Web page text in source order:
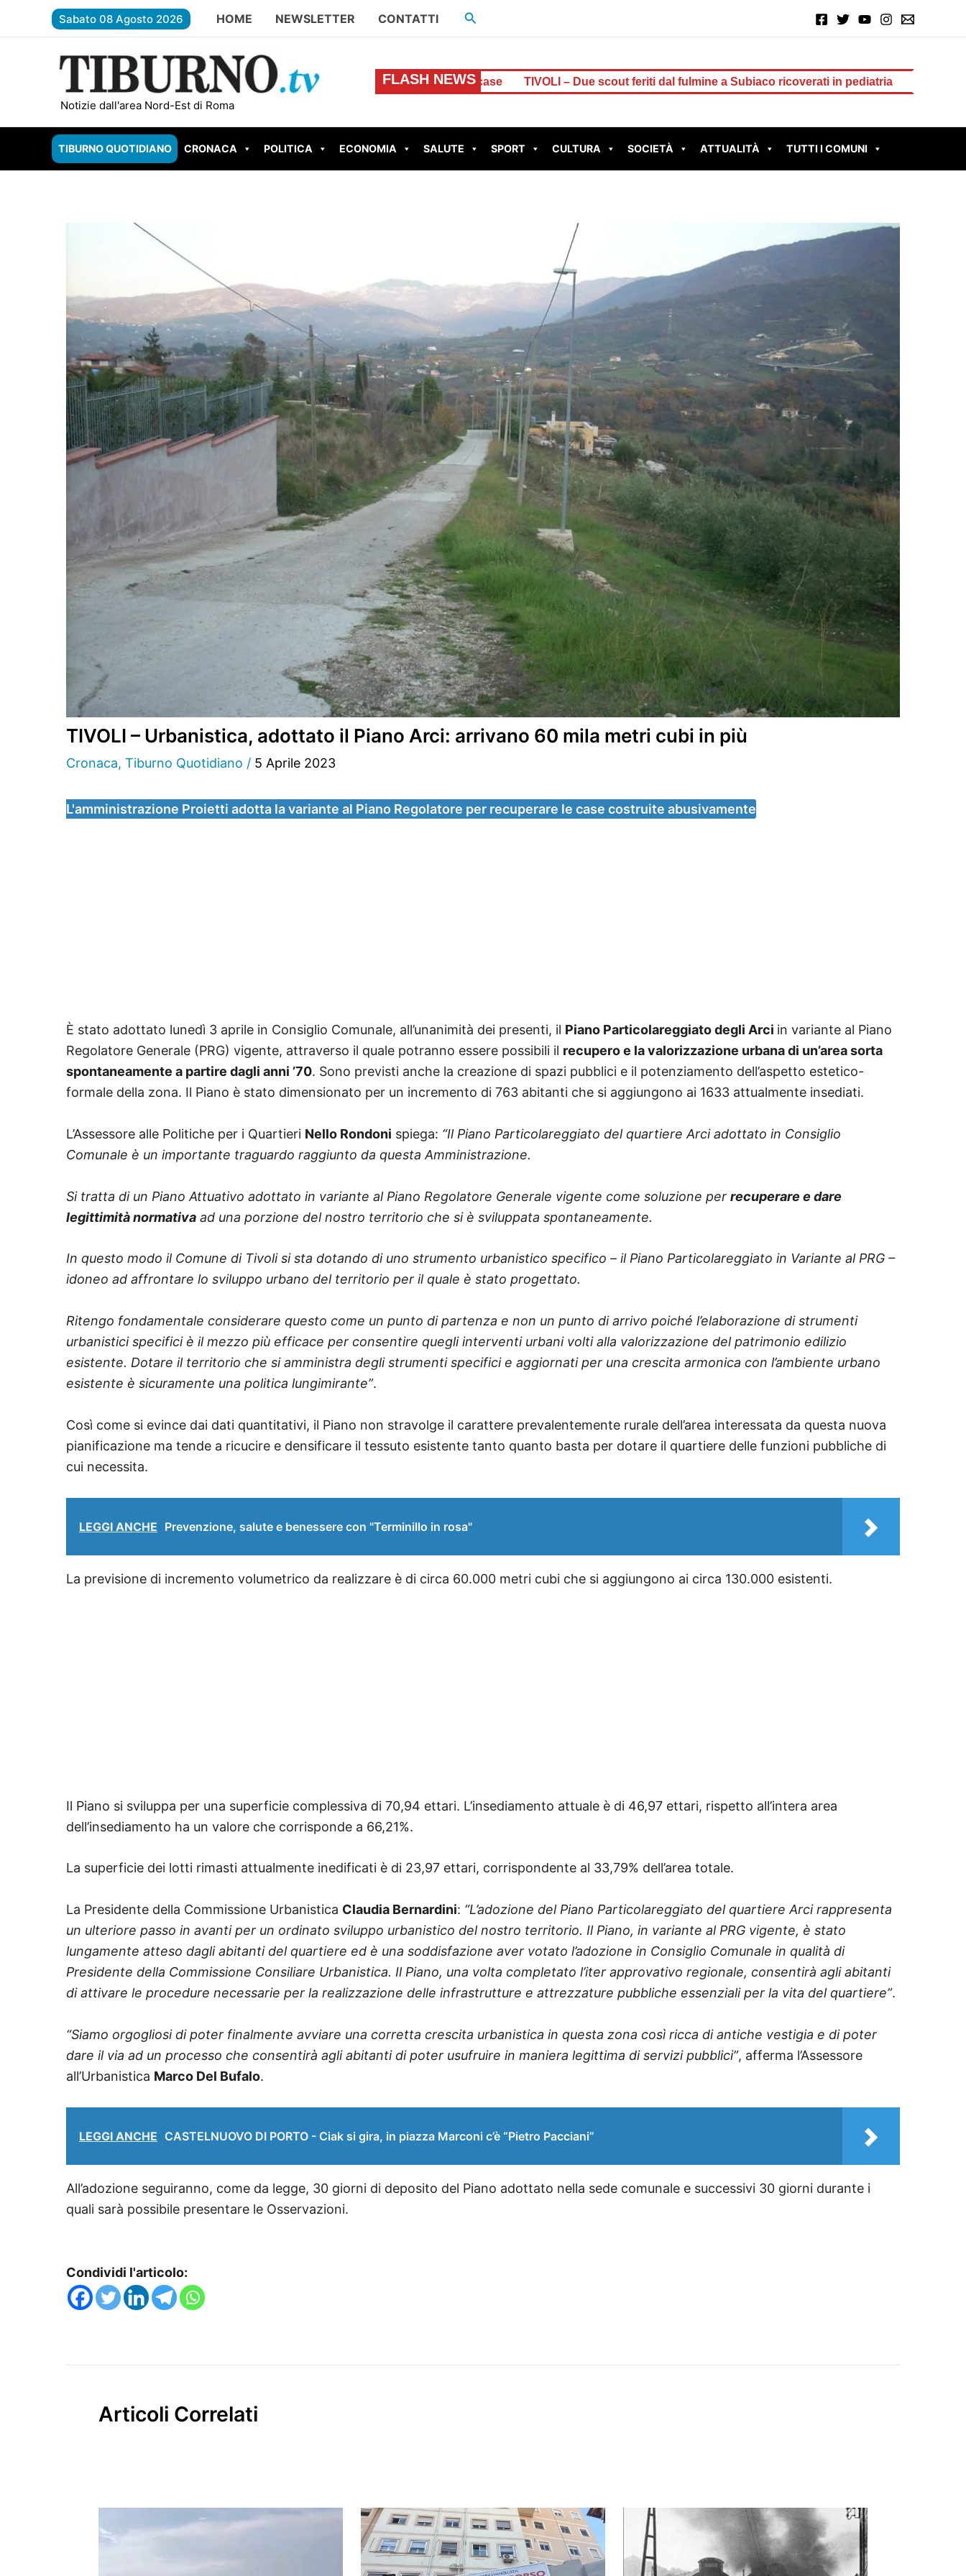
Sabato 08 Agosto 2026 HOME NEWSLETTER CONTATTI Cerca
Notizie dall'area Nord-Est di Roma
FLASH NEWS
GUIDONIA – Setteville Nord brucia: fiamme a ridosso delle case TIVOLI – Due scout feriti dal fulmine a Subiaco ricoverati in pediatria 70° anniversario della
TIBURNO QUOTIDIANO CRONACA POLITICA ECONOMIA SALUTE SPORT CULTURA SOCIETÀ ATTUALITÀ TUTTI I COMUNI
TIVOLI – Urbanistica, adottato il Piano Arci: arrivano 60 mila metri cubi in più
Cronaca, Tiburno Quotidiano / 5 Aprile 2023
L'amministrazione Proietti adotta la variante al Piano Regolatore per recuperare le case costruite abusivamente
È stato adottato lunedì 3 aprile in Consiglio Comunale, all’unanimità dei presenti, il Piano Particolareggiato degli Arci in variante al Piano
Regolatore Generale (PRG) vigente, attraverso il quale potranno essere possibili il recupero e la valorizzazione urbana di un’area sorta
spontaneamente a partire dagli anni ’70. Sono previsti anche la creazione di spazi pubblici e il potenziamento dell’aspetto estetico-
formale della zona. Il Piano è stato dimensionato per un incremento di 763 abitanti che si aggiungono ai 1633 attualmente insediati.
L’Assessore alle Politiche per i Quartieri Nello Rondoni spiega: “Il Piano Particolareggiato del quartiere Arci adottato in Consiglio
Comunale è un importante traguardo raggiunto da questa Amministrazione.
Si tratta di un Piano Attuativo adottato in variante al Piano Regolatore Generale vigente come soluzione per recuperare e dare
legittimità normativa ad una porzione del nostro territorio che si è sviluppata spontaneamente.
In questo modo il Comune di Tivoli si sta dotando di uno strumento urbanistico specifico – il Piano Particolareggiato in Variante al PRG –
idoneo ad affrontare lo sviluppo urbano del territorio per il quale è stato progettato.
Ritengo fondamentale considerare questo come un punto di partenza e non un punto di arrivo poiché l’elaborazione di strumenti
urbanistici specifici è il mezzo più efficace per consentire quegli interventi urbani volti alla valorizzazione del patrimonio edilizio
esistente. Dotare il territorio che si amministra degli strumenti specifici e aggiornati per una crescita armonica con l’ambiente urbano
esistente è sicuramente una politica lungimirante”.
Così come si evince dai dati quantitativi, il Piano non stravolge il carattere prevalentemente rurale dell’area interessata da questa nuova
pianificazione ma tende a ricucire e densificare il tessuto esistente tanto quanto basta per dotare il quartiere delle funzioni pubbliche di
cui necessita.
LEGGI ANCHE Prevenzione, salute e benessere con "Terminillo in rosa"
La previsione di incremento volumetrico da realizzare è di circa 60.000 metri cubi che si aggiungono ai circa 130.000 esistenti.
Il Piano si sviluppa per una superficie complessiva di 70,94 ettari. L’insediamento attuale è di 46,97 ettari, rispetto all’intera area
dell’insediamento ha un valore che corrisponde a 66,21%.
La superficie dei lotti rimasti attualmente inedificati è di 23,97 ettari, corrispondente al 33,79% dell’area totale.
La Presidente della Commissione Urbanistica Claudia Bernardini: “L’adozione del Piano Particolareggiato del quartiere Arci rappresenta
un ulteriore passo in avanti per un ordinato sviluppo urbanistico del nostro territorio. Il Piano, in variante al PRG vigente, è stato
lungamente atteso dagli abitanti del quartiere ed è una soddisfazione aver votato l’adozione in Consiglio Comunale in qualità di
Presidente della Commissione Consiliare Urbanistica. Il Piano, una volta completato l’iter approvativo regionale, consentirà agli abitanti
di attivare le procedure necessarie per la realizzazione delle infrastrutture e attrezzature pubbliche essenziali per la vita del quartiere”.
“Siamo orgogliosi di poter finalmente avviare una corretta crescita urbanistica in questa zona così ricca di antiche vestigia e di poter
dare il via ad un processo che consentirà agli abitanti di poter usufruire in maniera legittima di servizi pubblici”, afferma l’Assessore
all’Urbanistica Marco Del Bufalo.
LEGGI ANCHE CASTELNUOVO DI PORTO - Ciak si gira, in piazza Marconi c’è “Pietro Pacciani”
All’adozione seguiranno, come da legge, 30 giorni di deposito del Piano adottato nella sede comunale e successivi 30 giorni durante i
quali sarà possibile presentare le Osservazioni.
Condividi l'articolo:
Articoli Correlati